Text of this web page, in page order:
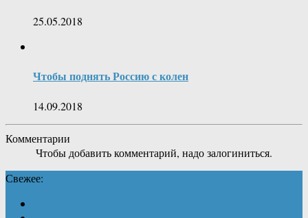
25.05.2018
Чтобы поднять Россию с колен
14.09.2018
Комментарии
Чтобы добавить комментарий, надо залогиниться.
Свежее: